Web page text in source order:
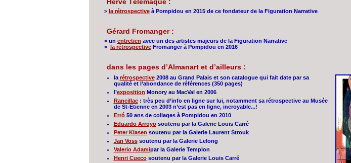
> la rétrospectiveà Pompidou en 2015 de ce fondateur de la Figuration Narrative
Gérard Fromanger :
> un entretien avec un des artistes majeurs de la Figuration Narrative
> la rétrospectiveFromanger à Pompidou en 2016
dans les pages d’Almanart et d’ailleurs :
la rétrospective2008 au Grand Palais et son catalogue qui fait date par sa
qualité et l’abondance de références (350 pages)
l’exposition Monory au MacVal en 2006
Rancillac: très peu d’info en ligne sur lui, notamment sa rétrospective au Musée
de St-Etienne en 2003 n’est pas en ligne, incroyable...!
Erró50 ans de collages à Pompidou en 2010
Eduardo Arroyosoutenu par la Galerie Louis Carré
Peter Klasen soutenu par la Galerie Laurent Strouk
Jan Vosssoutenu par la Galerie Lelong
Valerio Adamipar la Galerie Templon
Henri Cuecosoutenu par la Galerie Louis Carré